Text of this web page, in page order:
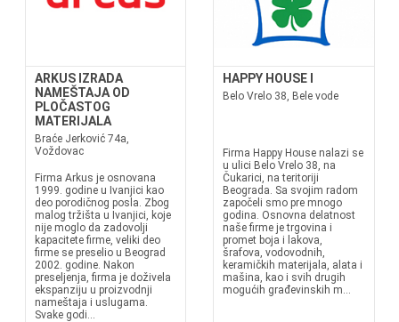
ARKUS IZRADA
NAMEŠTAJA OD
PLOČASTOG
MATERIJALA
Braće Jerković 74a,
Voždovac
Firma Arkus je osnovana
1999. godine u Ivanjici kao
deo porodičnog posla. Zbog
malog tržišta u Ivanjici, koje
nije moglo da zadovolji
kapacitete firme, veliki deo
firme se preselio u Beograd
2002. godine. Nakon
preseljenja, firma je doživela
ekspanziju u proizvodnji
nameštaja i uslugama.
Svake godi...
HAPPY HOUSE I
Belo Vrelo 38, Bele vode
Firma Happy House nalazi se
u ulici Belo Vrelo 38, na
Čukarici, na teritoriji
Beograda. Sa svojim radom
započeli smo pre mnogo
godina. Osnovna delatnost
naše firme je trgovina i
promet boja i lakova,
šrafova, vodovodnih,
keramičkih materijala, alata i
mašina, kao i svih drugih
mogućih građevinskih m...